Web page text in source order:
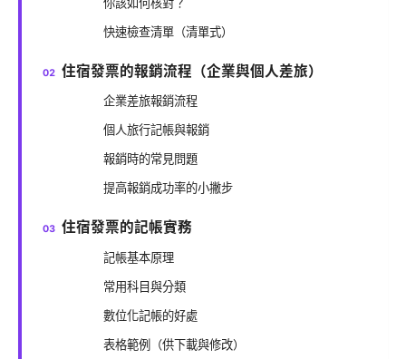
快速檢查清單（清單式）
住宿發票的報銷流程（企業與個人差旅）
企業差旅報銷流程
個人旅行記帳與報銷
報銷時的常見問題
提高報銷成功率的小撇步
住宿發票的記帳實務
記帳基本原理
常用科目與分類
數位化記帳的好處
表格範例（供下載與修改）